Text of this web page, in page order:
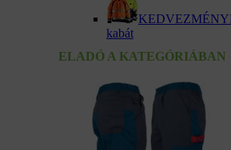
kabát
ELADÓ A KATEGÓRIÁBAN